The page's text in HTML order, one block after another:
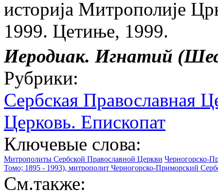
историjа Митрополиjе
1999. Цетиње, 1999.
Иеродиак. Игнатий
Рубрики:
Сербская Православная
Церковь. Епископат
Ключевые слова:
Митрополиты Сербской Православной Церкви Черногорско-
Томо; 1895 - 1993), митрополит Черногорско-Приморский
См.также: